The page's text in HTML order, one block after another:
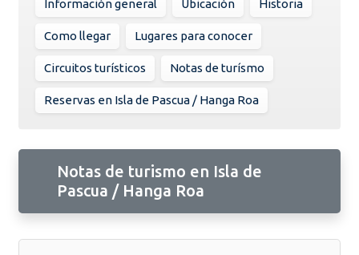
Información general Ubicación Historia
Como llegar Lugares para conocer
Circuitos turísticos Notas de turísmo
Reservas en Isla de Pascua / Hanga Roa
Notas de turismo en Isla de
Pascua / Hanga Roa